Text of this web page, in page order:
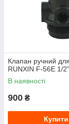
Клапан ручний для
RUNXIN F-56Е 1/2"
В наявності
900 ₴
Купити